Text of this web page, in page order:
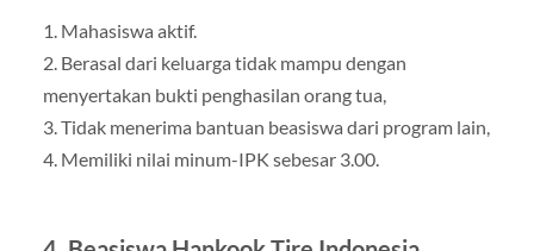
1. Mahasiswa aktif.
2. Berasal dari keluarga tidak mampu dengan
menyertakan bukti penghasilan orang tua,
3. Tidak menerima bantuan beasiswa dari program lain,
4. Memiliki nilai minum-IPK sebesar 3.00.